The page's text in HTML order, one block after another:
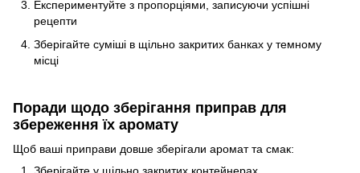
Експериментуйте з пропорціями, записуючи успішні
рецепти
Зберігайте суміші в щільно закритих банках у темному
місці
Поради щодо зберігання приправ для
збереження їх аромату
Щоб ваші приправи довше зберігали аромат та смак: